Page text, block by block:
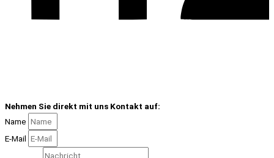
Nehmen Sie direkt mit uns Kontakt auf:
Name
E-Mail